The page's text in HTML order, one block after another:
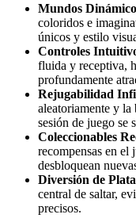
Mundos
coloridos e
únicos y estilo
Controles
fluida y receptiva,
profundamente
Rejugabilidad
aleatoriamente y la
sesión de juego se
Coleccionables
recompensas en
desbloquean
Diversión de
central de saltar,
precisos.